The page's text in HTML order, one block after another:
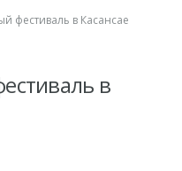
будущее
центр
фестиваль в Касансае
в